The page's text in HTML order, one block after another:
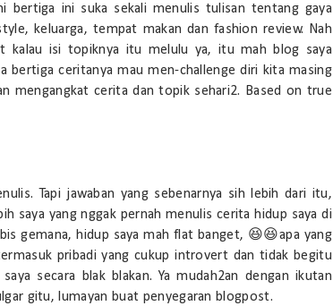
bertiga ini suka sekali menulis tulisan tentang gaya
keluarga, tempat makan dan fashion review. Nah
kalau isi topiknya itu melulu ya, itu mah blog saya
bertiga ceritanya mau men-challenge diri kita masing
mengangkat cerita dan topik sehari2. Based on true
Tapi jawaban yang sebenarnya sih lebih dari itu,
saya yang nggak pernah menulis cerita hidup saya di
gemana, hidup saya mah flat banget, 😆😆apa yang
pribadi yang cukup introvert dan tidak begitu
secara blak blakan. Ya mudah2an dengan ikutan
gitu, lumayan buat penyegaran blogpost.